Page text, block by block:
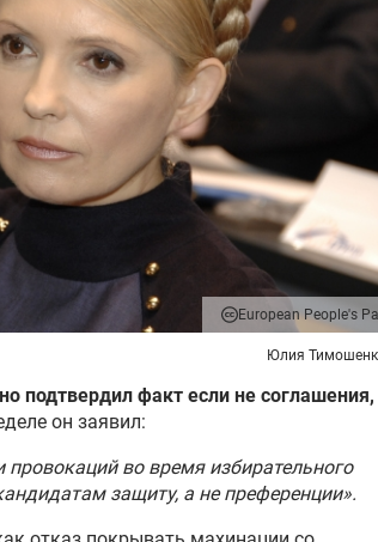
European People's
Юлия
подтвердил факт если не соглашения,
он заявил:
во время избирательного
защиту, а не преференции».